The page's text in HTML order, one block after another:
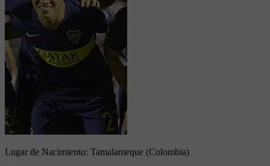
Lugar de Nacimiento: Tamalameque (Colombia)